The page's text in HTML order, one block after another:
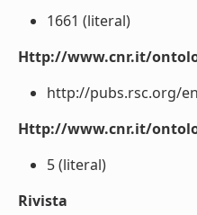
1661 (literal)
Http://www.cnr.it/
http://pubs.rsc.org/
Http://www.cnr.it/
5 (literal)
Rivista